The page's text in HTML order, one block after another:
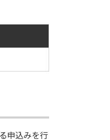
申込みを行